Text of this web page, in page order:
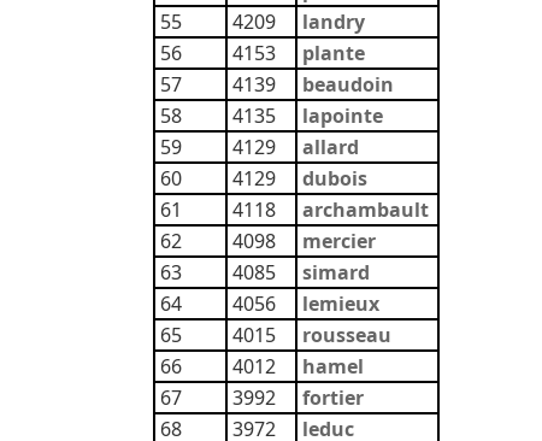
55
4209
landry
56
4153
plante
57
4139
beaudoin
58
4135
lapointe
59
4129
allard
60
4129
dubois
61
4118
archambault
62
4098
mercier
63
4085
simard
64
4056
lemieux
65
4015
rousseau
66
4012
hamel
67
3992
fortier
68
3972
leduc